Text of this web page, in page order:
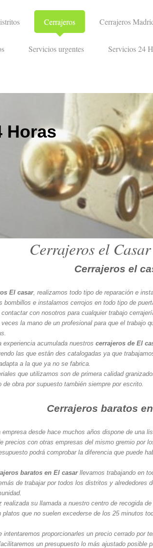
Cerrajeros Cerrajeros
Servicios urgentes Servicios 24
Horas
el Casar
Cerrajeros el
El casar, realizamos todo tipo de reparación e
bombillos e instalamos cerrojos en todo tipo de
contactar con nosotros para cualquier trabajo
la mano de un profesional para que el trabajo
experiencia acumulada nuestroscerrajeros de El
las que están des catalogadas ya que
a la que ya no se fabrica.
que utilizamos son de primera calidad
de obra por supuesto también siempre por escrito.
Cerrajeros baratos
empresa desde hace muchos años dispone de una
precios con otras empresas del mismo gremio por
podrá comprobar la diferencia que puede
baratos en El casarllevamos trabajando en
de trabajar por todos los distritos y alrededores
realizada su llamada a nuestro centro de recogida
platos que no suelen excederse de los 25 minutos
intentaremos proporcionarles un precio cerrado por
un presupuesto lo más ajustado posible